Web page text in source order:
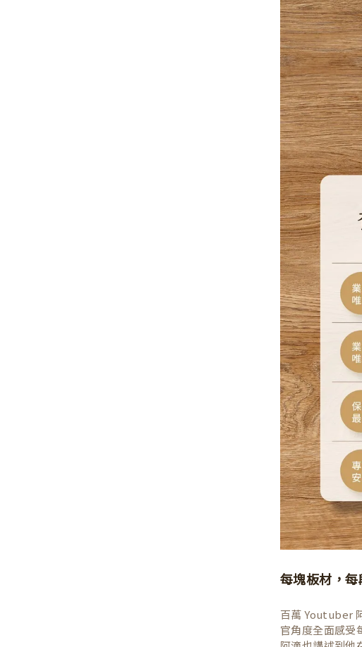
每塊板材，每
百萬 Youtuber
官角度全面感受